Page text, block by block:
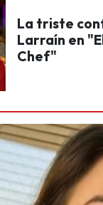
La triste
Larraín en
Chef"